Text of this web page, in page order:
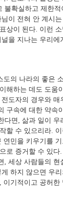
불확실하고 제한적
이 전혀 안 계시
상이 된다. 이런
을 지나는 우리에
의 나라의 좋은
해하는 데도 도움
도자의 경우와 매
구속에 대한 약속
다면, 삶과 일이 우
할 수 있으리라. 이
민을 키우기를 기
로 증거할 수 있다
, 세상 사람들의 현
하지 않으면 우
이기적이고 공허한